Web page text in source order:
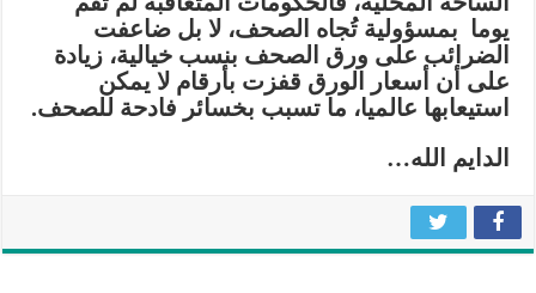
يوما بمسؤولية تُجاه الصحف، لا بل ضاعفت
الضرائب على ورق الصحف بنسب خيالية، زيادة
على أن أسعار الورق قفزت بأرقام لا يمكن
استيعابها عالميا، ما تسبب بخسائر فادحة للصحف.
الدايم الله…